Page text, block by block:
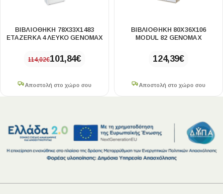
ΒΙΒΛΙΟΘΉΚΗ 78X33X1483
ETAZERKA 4 ΛΕΥΚΌ GENOMAX
114,02€101,84€
Αποστολή στο χώρο σου
ΒΙΒΛΙΟΘΉΚΗ 80X36X106
MODUL 82 GENOMAX
124,39€
Αποστολή στο χώρο σου